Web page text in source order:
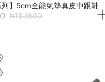
列】5cm全能氣墊真皮中跟鞋
NT$ 3580